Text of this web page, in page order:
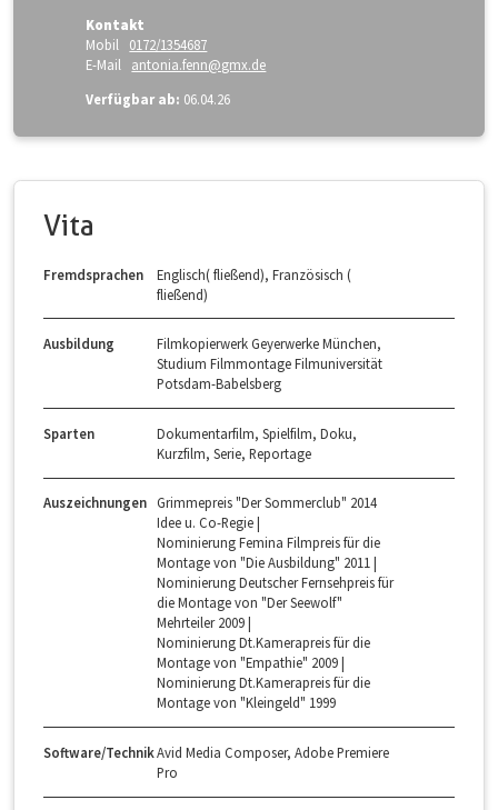
Kontakt
Mobil
0172/1354687
E-Mail
antonia.fenn@gmx.de
Verfügbar ab: 06.04.26
Vita
Fremdsprachen
Englisch( fließend), Französisch (
fließend)
Ausbildung
Filmkopierwerk Geyerwerke München,
Studium Filmmontage Filmuniversität
Potsdam-Babelsberg
Sparten
Dokumentarfilm, Spielfilm, Doku,
Kurzfilm, Serie, Reportage
Auszeichnungen Grimmepreis "Der Sommerclub" 2014
Idee u. Co-Regie |
Nominierung Femina Filmpreis für die
Montage von "Die Ausbildung" 2011 |
Nominierung Deutscher Fernsehpreis für
die Montage von "Der Seewolf"
Mehrteiler 2009 |
Nominierung Dt.Kamerapreis für die
Montage von "Empathie" 2009 |
Nominierung Dt.Kamerapreis für die
Montage von "Kleingeld" 1999
Software/TechnikAvid Media Composer, Adobe Premiere
Pro